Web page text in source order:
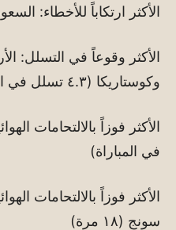
الأكثر ارتكاباً للأخطاء: السعودية (١٨.٧ خطأ في
الأكثر وقوعاً في التسلل:
وكوستاريكا (٤.٣ تسلل في المباراة)
في المباراة)
الأكثر فوزاً بالالتحامات
سونج (١٨ مرة)